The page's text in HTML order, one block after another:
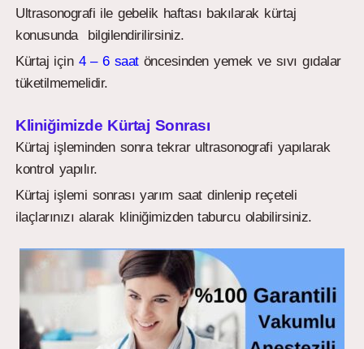
Ultrasonografi ile gebelik haftası bakılarak kürtaj
konusunda bilgilendirilirsiniz.
Kürtaj için 4 – 6 saatöncesinden yemek ve sıvı gıdalar
tüketilmemelidir.
Kliniğimizde Kürtaj Sonrası
Kürtaj işleminden sonra tekrar ultrasonografi yapılarak
kontrol yapılır.
Kürtaj işlemi sonrası yarım saat dinlenip reçeteli
ilaçlarınızı alarak kliniğimizden taburcu olabilirsiniz.